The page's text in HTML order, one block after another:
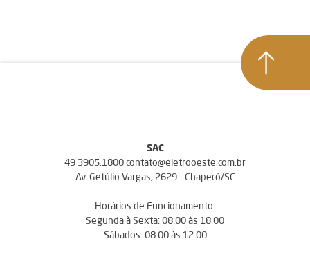
SAC
49 3905.1800 contato@eletrooeste.com.br
Av. Getúlio Vargas, 2629 - Chapecó/SC
Horários de Funcionamento:
Segunda à Sexta: 08:00 às 18:00
Sábados: 08:00 às 12:00